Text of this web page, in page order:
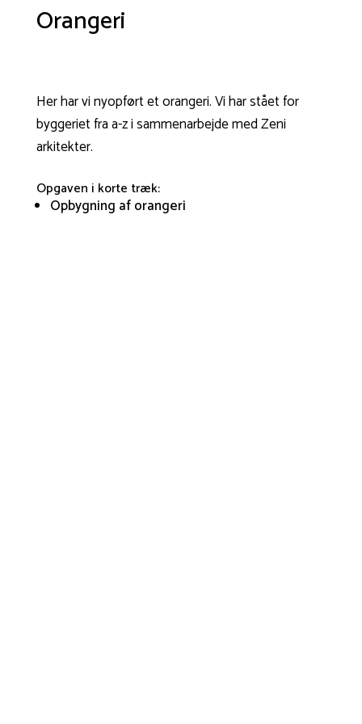
Orangeri
Her har vi nyopført et orangeri. Vi har stået for
byggeriet fra a-z i sammenarbejde med Zeni
arkitekter.
Opgaven i korte træk:
Opbygning af orangeri